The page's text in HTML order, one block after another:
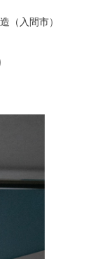
（入間市）